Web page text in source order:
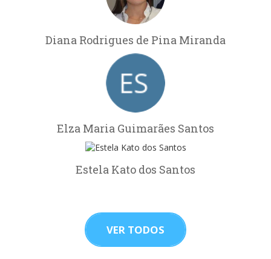
Diana Rodrigues de Pina Miranda
Elza Maria Guimarães Santos
Estela Kato dos Santos
VER TODOS